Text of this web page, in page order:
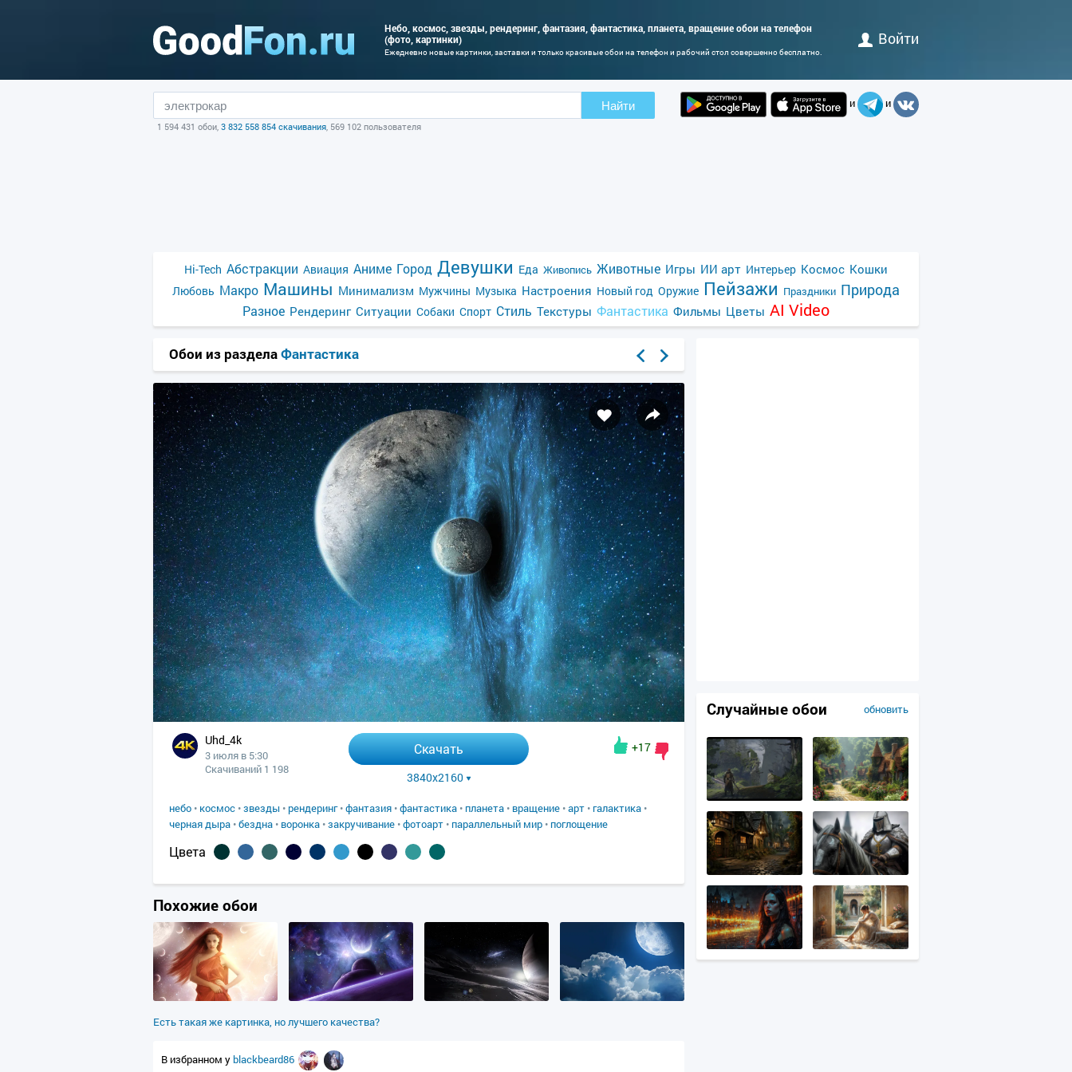
Небо, космос, звезды, рендеринг, фантазия, фантастика, планета, вращение обои на телефон
(фото, картинки)
Ежедневно новые картинки, заставки и только красивые обои на телефон и рабочий стол совершенно бесплатно.
Войти
Найти
1 594 431 обои, 3 832 558 854 скачивания, 569 102 пользователя
и и
Hi-Tech Абстракции Авиация Аниме Город Девушки Еда Живопись Животные Игры ИИ арт Интерьер Космос Кошки
Любовь Макро Машины Минимализм Мужчины Музыка Настроения Новый год Оружие Пейзажи Праздники Природа
Разное Рендеринг Ситуации Собаки Спорт Стиль Текстуры Фантастика Фильмы Цветы AI Video
Обои из разделаФантастика
Uhd_4k
3 июля в 5:30
Скачиваний 1 198
Скачать
3840x2160
+17
небо • космос •звезды • рендеринг•фантазия •фантастика • планета • вращение •арт • галактика •
черная дыра •бездна • воронка •закручивание •фотоарт • параллельный мир • поглощение
Цвета
Похожие обои
Есть такая же картинка, но лучшего качества?
В избранном у blackbeard86
обновить
Случайные обои